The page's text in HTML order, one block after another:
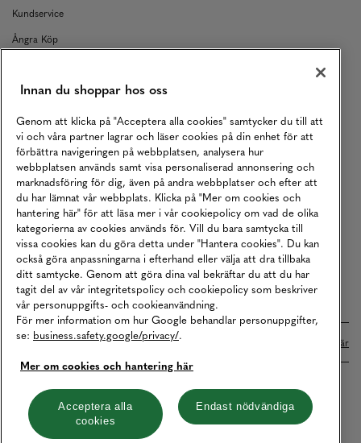
Kundservice
Ångra Köp
Returer
Köpvillkor
Karriär
Vårt Ansvar
Våra Tjänster
Press
Studentrabatt
B2B
Tillgänglighetsredogörelse
Betalningar online sköts i samarbete med Klarna. Läs mer här
Cookies Integritetspolicy
Hantera cookies
Innan du shoppar hos oss
Genom att klicka på "Acceptera alla cookies" samtycker du till att
vi och våra partner lagrar och läser cookies på din enhet för att
förbättra navigeringen på webbplatsen, analysera hur
webbplatsen används samt visa personaliserad annonsering och
marknadsföring för dig, även på andra webbplatser och efter att
du har lämnat vår webbplats. Klicka på "Mer om cookies och
hantering här" för att läsa mer i vår cookiepolicy om vad de olika
kategorierna av cookies används för. Vill du bara samtycka till
vissa cookies kan du göra detta under "Hantera cookies". Du kan
också göra anpassningarna i efterhand eller välja att dra tillbaka
ditt samtycke. Genom att göra dina val bekräftar du att du har
tagit del av vår integritetspolicy och cookiepolicy som beskriver
vår personuppgifts- och cookieanvändning.
För mer information om hur Google behandlar personuppgifter,
se: business.safety.google/privacy/.
Mer om cookies och hantering här
Acceptera alla
cookies
Endast nödvändiga